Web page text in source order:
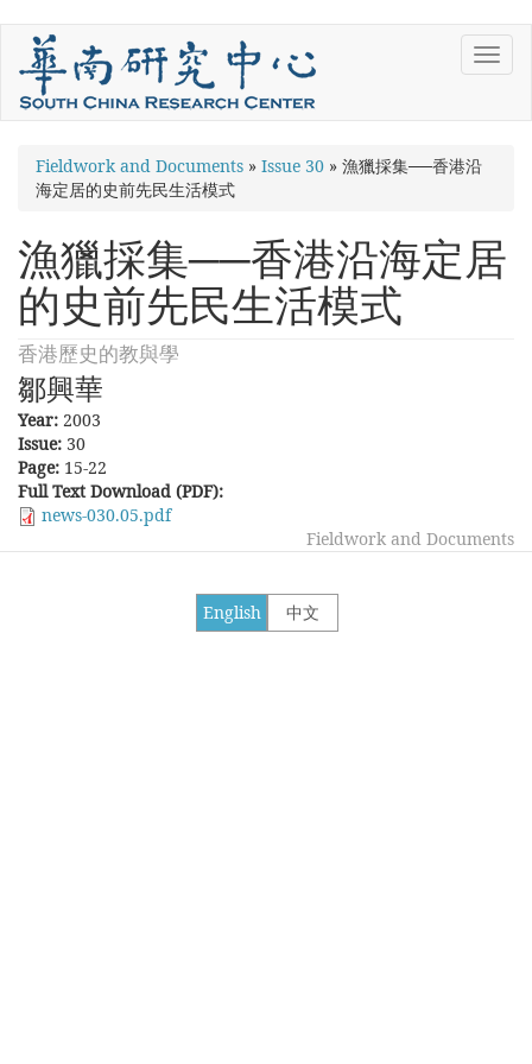
Skip
main
content
You
are
here
Fieldwork and Documents » Issue 30 » 漁獵採集──香港沿
海定居的史前先民生活模式
漁獵採集──香港沿海定居
的史前先民生活模式
香港歷史的教與學
鄒興華
Year: 2003
Issue: 30
Page: 15-22
Full Text Download (PDF):
news-030.05.pdf
Fieldwork and Documents
中文
English